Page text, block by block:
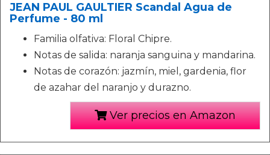
JEAN PAUL GAULTIER Scandal Agua de
Perfume - 80 ml
Familia olfativa: Floral Chipre.
Notas de salida: naranja sanguina y mandarina.
Notas de corazón: jazmín, miel, gardenia, flor
de azahar del naranjo y durazno.
Ver precios en Amazon